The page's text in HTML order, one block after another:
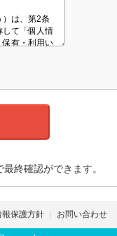
終確認ができます。
報保護方針 お問い合わせ